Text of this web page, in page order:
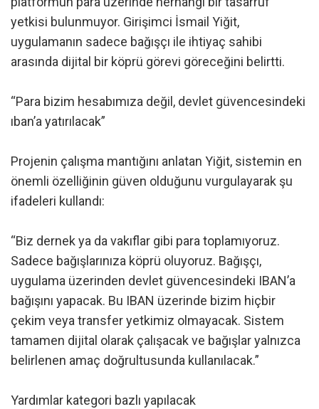
yetkisi bulunmuyor. Girişimci İsmail Yiğit,
uygulamanın sadece bağışçı ile ihtiyaç sahibi
arasında dijital bir köprü görevi göreceğini belirtti.
“Para bizim hesabımıza değil, devlet güvencesindeki
ıban’a yatırılacak”
Projenin çalışma mantığını anlatan Yiğit, sistemin en
önemli özelliğinin güven olduğunu vurgulayarak şu
ifadeleri kullandı:
“Biz dernek ya da vakıflar gibi para toplamıyoruz.
Sadece bağışlarınıza köprü oluyoruz. Bağışçı,
uygulama üzerinden devlet güvencesindeki IBAN’a
bağışını yapacak. Bu IBAN üzerinde bizim hiçbir
çekim veya transfer yetkimiz olmayacak. Sistem
tamamen dijital olarak çalışacak ve bağışlar yalnızca
belirlenen amaç doğrultusunda kullanılacak.”
Yardımlar kategori bazlı yapılacak